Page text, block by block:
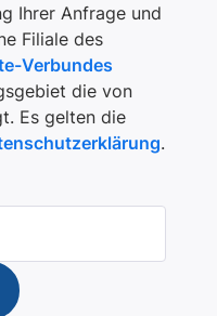
Ihrer Anfrage und
Filiale des
Verbundes
die von
Es gelten die
.